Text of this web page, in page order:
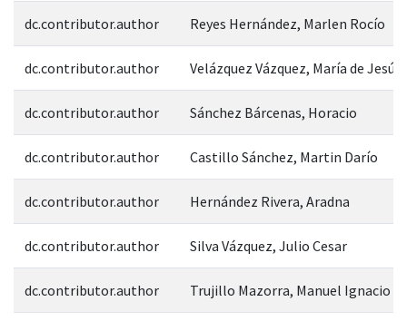
dc.contributor.author Reyes Hernández, Marlen Rocío
dc.contributor.author Velázquez Vázquez, María de Jesús
dc.contributor.author Sánchez Bárcenas, Horacio
dc.contributor.author Castillo Sánchez, Martin Darío
dc.contributor.author Hernández Rivera, Aradna
dc.contributor.author Silva Vázquez, Julio Cesar
dc.contributor.author Trujillo Mazorra, Manuel Ignacio